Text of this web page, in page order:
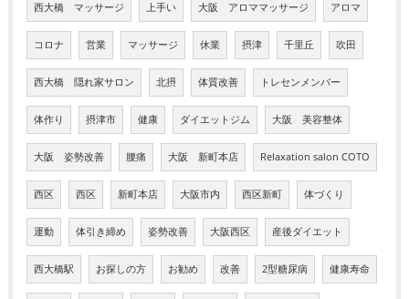
西大橋 マッサージ 上手い 大阪 アロママッサージ アロマ
コロナ 営業 マッサージ 休業 摂津 千里丘 吹田
西大橋 隠れ家サロン 北摂 体質改善 トレセンメンバー
体作り 摂津市 健康 ダイエットジム 大阪 美容整体
大阪 姿勢改善 腰痛 大阪 新町本店 Relaxation salon COTO
西区 西区 新町本店 大阪市内 西区新町 体づくり
運動 体引き締め 姿勢改善 大阪西区 産後ダイエット
西大橋駅 お探しの方 お勧め 改善 2型糖尿病 健康寿命